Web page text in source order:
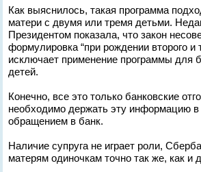
Как выяснилось, такая программа
матери с двумя или тремя детьми.
Президентом показала, что закон
формулировка “при рождении второго и
исключает применение программы для
детей.
Конечно, все это только банковские
необходимо держать эту информацию в
обращением в банк.
Наличие супруга не играет роли,
матерям одиночкам точно так же, как и